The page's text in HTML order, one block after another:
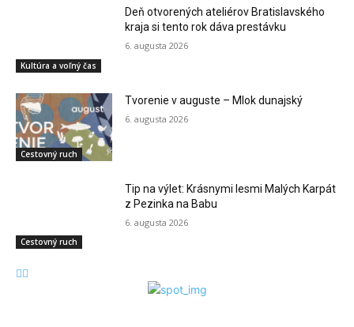
Kultúra a voľný čas
Deň otvorených ateliérov Bratislavského
kraja si tento rok dáva prestávku
6. augusta 2026
Cestovný ruch
Tvorenie v auguste – Mlok dunajský
6. augusta 2026
Cestovný ruch
Tip na výlet: Krásnymi lesmi Malých Karpát
z Pezinka na Babu
6. augusta 2026